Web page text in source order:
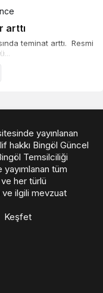
arttı
teminat arttı. Resmi
yayınlanan
hakkı Bingöl Güncel
Temsilciliği
tüm
her türlü
ve ilgili mevzuat
Keşfet